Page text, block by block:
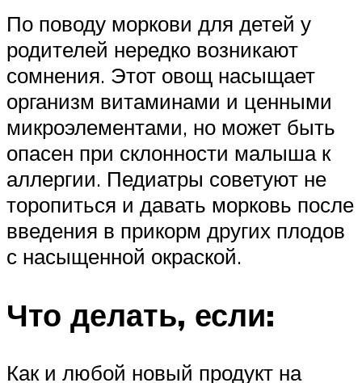
По поводу моркови для детей у
родителей нередко возникают
сомнения. Этот овощ насыщает
организм витаминами и ценными
микроэлементами, но может быть
опасен при склонности малыша к
аллергии. Педиатры советуют не
торопиться и давать морковь после
введения в прикорм других плодов
с насыщенной окраской.
Что делать, если:
Как и любой новый продукт на